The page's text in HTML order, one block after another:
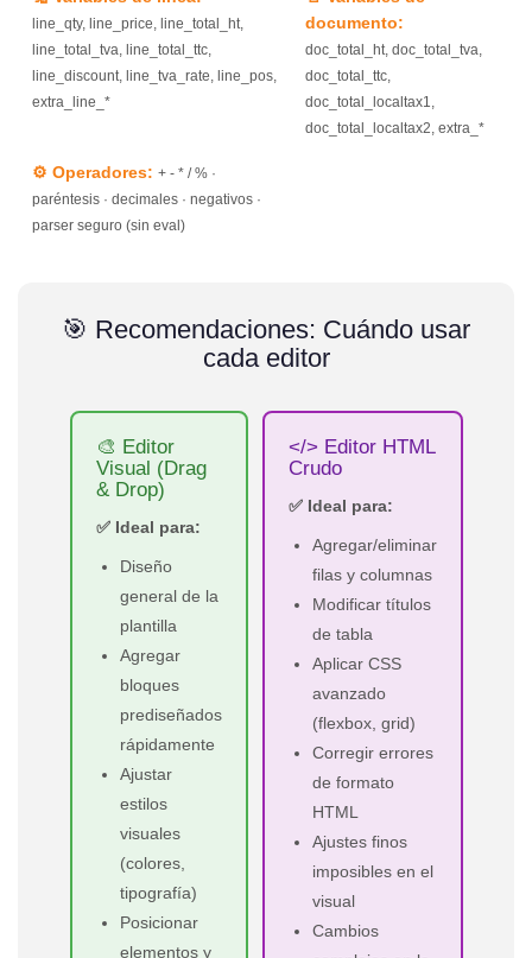
line_qty, line_price, line_total_ht,
line_total_tva, line_total_ttc,
line_discount, line_tva_rate, line_pos,
extra_line_*
documento:
doc_total_ht, doc_total_tva,
doc_total_ttc,
doc_total_localtax1,
doc_total_localtax2, extra_*
⚙️ Operadores: + - * / % ·
paréntesis · decimales · negativos ·
parser seguro (sin eval)
🎯 Recomendaciones: Cuándo usar
cada editor
🎨 Editor
Visual (Drag
& Drop)
✅ Ideal para:
Diseño
general de la
plantilla
Agregar
bloques
prediseñados
rápidamente
Ajustar
estilos
visuales
(colores,
tipografía)
Posicionar
elementos y
</> Editor HTML
Crudo
✅ Ideal para:
Agregar/eliminar
filas y columnas
Modificar títulos
de tabla
Aplicar CSS
avanzado
(flexbox, grid)
Corregir errores
de formato
HTML
Ajustes finos
imposibles en el
visual
Cambios